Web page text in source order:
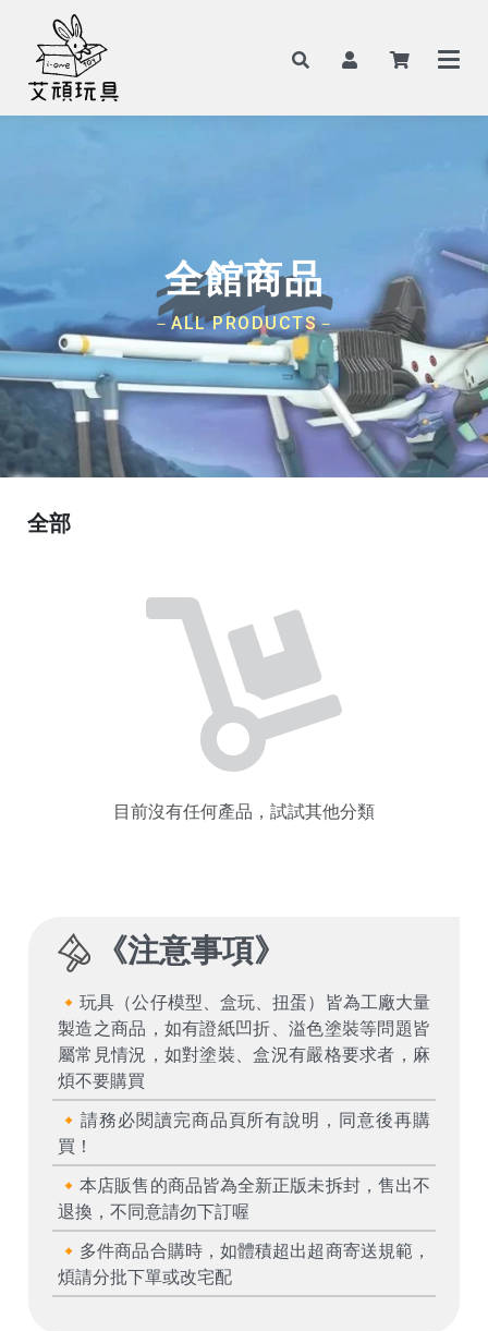
全館商品
－ALL PRODUCTS－
目前沒有任何產品，試試其他分類
全部
《注意事項》
🔸玩具（公仔模型、盒玩、扭蛋）皆為工廠大量
製造之商品，如有證紙凹折、溢色塗裝等問題皆
屬常見情況，如對塗裝、盒況有嚴格要求者，麻
煩不要購買
🔸請務必閱讀完商品頁所有說明，同意後再購
買！
🔸本店販售的商品皆為全新正版未拆封，售出不
退換，不同意請勿下訂喔
🔸多件商品合購時，如體積超出超商寄送規範，
煩請分批下單或改宅配